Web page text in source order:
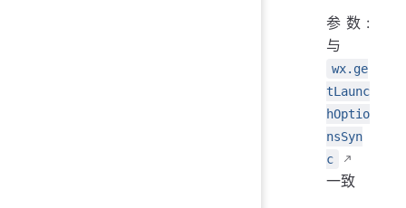
参数:
与
wx.ge
tLaunc
hOptio
nsSyn
c
一致